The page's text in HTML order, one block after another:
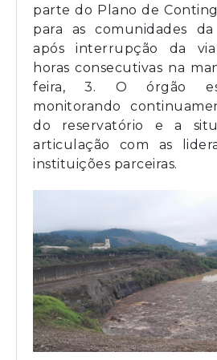
parte do Plano de
para as comunidades
após interrupção da
horas consecutivas na
feira, 3. O órgão
monitorando
do reservatório e a
articulação com as
instituições parceiras.